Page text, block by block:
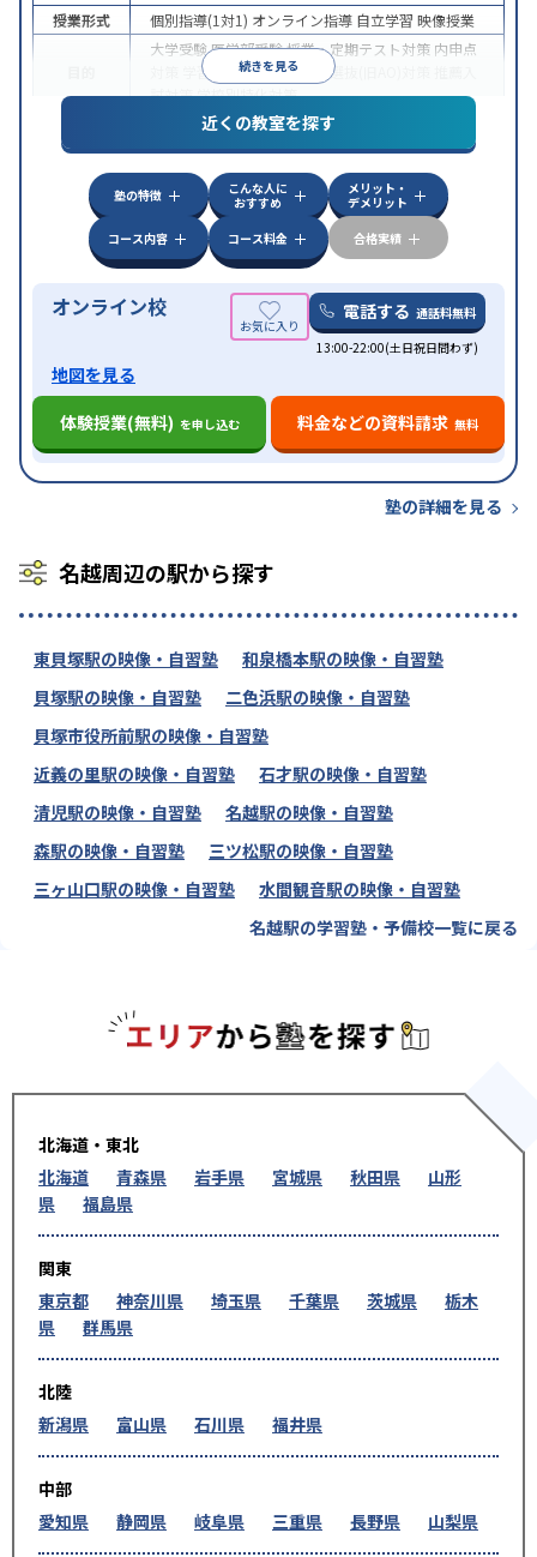
続きを見る
授業形式
個別指導(1対1) オンライン指導 自立学習 映像授業
大学受験医学部受験授業・定期テスト対策 内申点
学習習慣の定着 総合型選抜(旧AO)対策
試対策学校別特化対策
特徴
中高一貫校生に対応授業の振替可能
学習にPC・タブレットを利用オンライン対応1
科目から受講可能
近くの教室を探す
塾の特徴
こんな人に
おすすめ
メリット・
デメリット
コース内容
コース料金 合格実績
オンライン校 電話する 通話料無料
13:00-22:00(土日祝日問わず)
地図を見る
体験授業(無料) を申し込む 料金などの資料請求 無料
塾の詳細を見る
名越周辺の駅から探す
東貝塚駅の映像・自習塾
和泉橋本駅の映像・自習塾
貝塚駅の映像・自習塾
二色浜駅の映像・自習塾
貝塚市役所前駅の映像・自習塾
近義の里駅の映像・自習塾
石才駅の映像・自習塾
清児駅の映像・自習塾
名越駅の映像・自習塾
森駅の映像・自習塾
三ツ松駅の映像・自習塾
三ヶ山口駅の映像・自習塾
水間観音駅の映像・自習塾
名越駅の学習塾・予備校一覧に戻る
北海道・東北
北海道
青森県 岩手県 宮城県 秋田県
山形
県
福島県
関東
東京都
神奈川県 埼玉県 千葉県 茨城県
栃木
県
群馬県
北陸
新潟県
富山県 石川県 福井県
中部
愛知県
静岡県 岐阜県 三重県 長野県 山梨県